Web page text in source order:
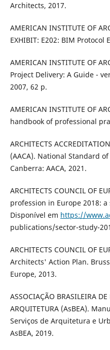
Architects, 2017.
AMERICAN INSTITUTE OF
EXHIBIT: E202: BIM Protocol
AMERICAN INSTITUTE OF
Project Delivery: A Guide -
2007, 62 p.
AMERICAN INSTITUTE OF
handbook of professional
ARCHITECTS
(AACA). National Standard
Canberra: AACA, 2021.
ARCHITECTS COUNCIL OF
profession in Europe 2018: a
Disponível em https://
publications/sector-study-
ARCHITECTS COUNCIL OF
Architects' Action Plan.
Europe, 2013.
ASSOCIAÇÃO BRASILEIRA DE
ARQUITETURA (AsBEA).
Serviços de Arquitetura e
AsBEA, 2019.